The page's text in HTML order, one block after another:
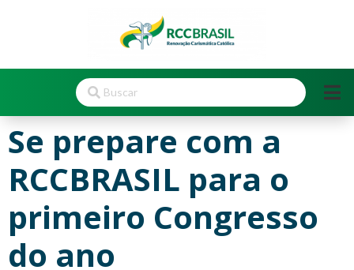
Se prepare com a
RCCBRASIL para o
primeiro Congresso
do ano